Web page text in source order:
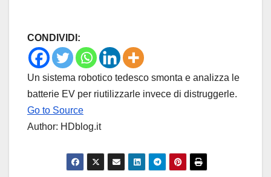
CONDIVIDI:
Un sistema robotico tedesco smonta e analizza le
batterie EV per riutilizzarle invece di distruggerle.
Go to Source
Author: HDblog.it